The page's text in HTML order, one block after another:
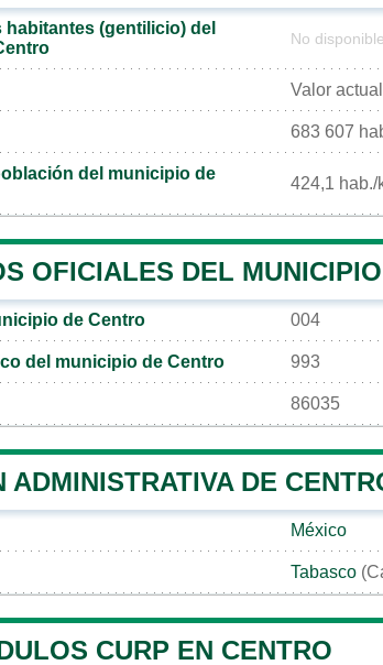
habitantes (gentilicio) del
No disponible
Valor actual
683 607
del municipio de
424,1 hab./
OFICIALES DEL
de Centro 004
del municipio de Centro 993
86035
ADMINISTRATIVA DE
México
Tabasco
CURP EN CENTRO